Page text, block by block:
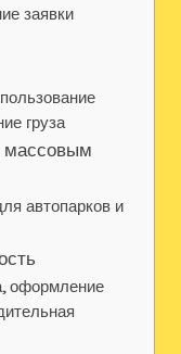
заявки
груза
массовым
автопарков и
оформление